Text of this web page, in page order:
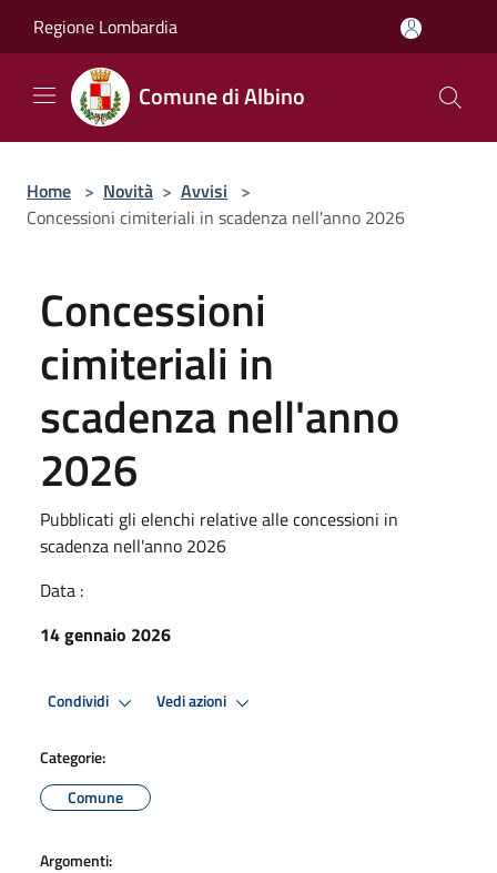
Regione Lombardia
Comune di Albino
Home > Novità > Avvisi >
Concessioni cimiteriali in scadenza nell'anno 2026
Concessioni
cimiteriali in
scadenza nell'anno
2026
Pubblicati gli elenchi relative alle concessioni in
scadenza nell'anno 2026
Data :
14 gennaio 2026
Condividi Vedi azioni
Categorie:
Comune
Argomenti: